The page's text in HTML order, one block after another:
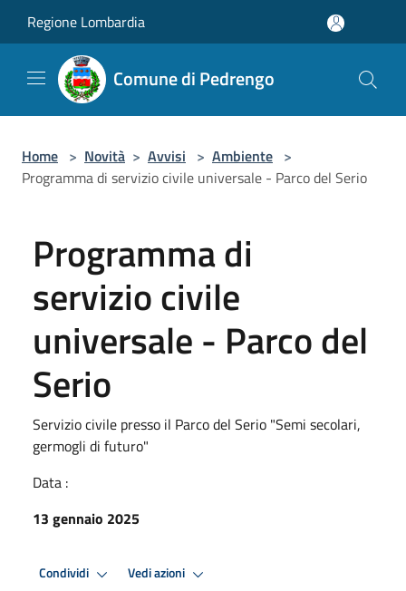
Regione Lombardia
Comune di Pedrengo
Home > Novità > Avvisi > Ambiente >
Programma di servizio civile universale - Parco del Serio
Programma di
servizio civile
universale - Parco del
Serio
Servizio civile presso il Parco del Serio "Semi secolari,
germogli di futuro"
Data :
13 gennaio 2025
Condividi Vedi azioni